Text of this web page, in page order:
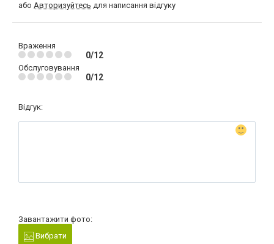
або Авторизуйтесь для написання відгуку
Враження
0/12
Обслуговування
0/12
Відгук:
Завантажити фото:
Вибрати